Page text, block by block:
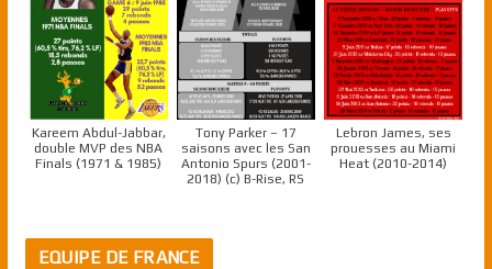
Kareem Abdul-Jabbar,
double MVP des NBA
Finals (1971 & 1985)
Tony Parker – 17
saisons avec les San
Antonio Spurs (2001-
2018) (c) B-Rise, RS
Lebron James, ses
prouesses au Miami
Heat (2010-2014)
EQUIPE DE FRANCE